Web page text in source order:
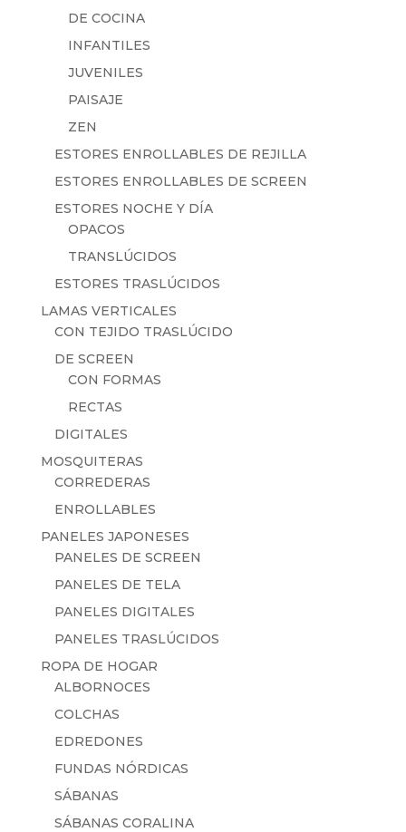
DE COCINA
INFANTILES
JUVENILES
PAISAJE
ZEN
ESTORES ENROLLABLES DE REJILLA
ESTORES ENROLLABLES DE SCREEN
ESTORES NOCHE Y DÍA
OPACOS
TRANSLÚCIDOS
ESTORES TRASLÚCIDOS
LAMAS VERTICALES
CON TEJIDO TRASLÚCIDO
DE SCREEN
CON FORMAS
RECTAS
DIGITALES
MOSQUITERAS
CORREDERAS
ENROLLABLES
PANELES JAPONESES
PANELES DE SCREEN
PANELES DE TELA
PANELES DIGITALES
PANELES TRASLÚCIDOS
ROPA DE HOGAR
ALBORNOCES
COLCHAS
EDREDONES
FUNDAS NÓRDICAS
SÁBANAS
SÁBANAS CORALINA